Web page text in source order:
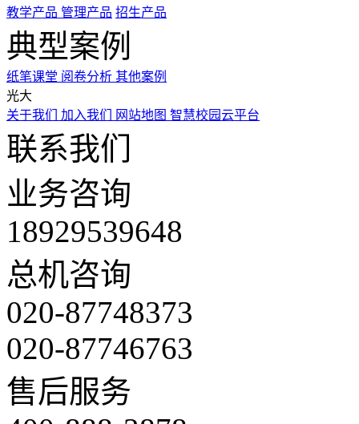
教学产品 管理产品 招生产品
典型案例
纸笔课堂 阅卷分析 其他案例
光大
关于我们 加入我们 网站地图 智慧校园云平台
联系我们
业务咨询
18929539648
总机咨询
020-87748373
020-87746763
售后服务